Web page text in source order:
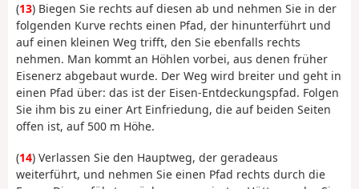
(13) Biegen Sie rechts auf diesen ab und nehmen Sie in der
folgenden Kurve rechts einen Pfad, der hinunterführt und
auf einen kleinen Weg trifft, den Sie ebenfalls rechts
nehmen. Man kommt an Höhlen vorbei, aus denen früher
Eisenerz abgebaut wurde. Der Weg wird breiter und geht in
einen Pfad über: das ist der Eisen-Entdeckungspfad. Folgen
Sie ihm bis zu einer Art Einfriedung, die auf beiden Seiten
offen ist, auf 500 m Höhe.
(14) Verlassen Sie den Hauptweg, der geradeaus
weiterführt, und nehmen Sie einen Pfad rechts durch die